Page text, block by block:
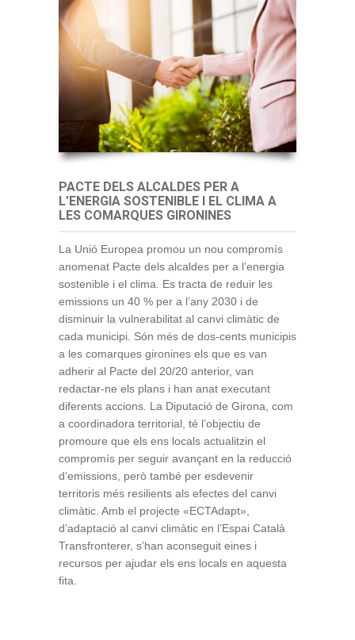
PACTE DELS ALCALDES PER A
L’ENERGIA SOSTENIBLE I EL CLIMA A
LES COMARQUES GIRONINES
La Unió Europea promou un nou compromís
anomenat Pacte dels alcaldes per a l’energia
sostenible i el clima. Es tracta de reduir les
emissions un 40 % per a l’any 2030 i de
disminuir la vulnerabilitat al canvi climàtic de
cada municipi. Són més de dos-cents municipis
a les comarques gironines els que es van
adherir al Pacte del 20/20 anterior, van
redactar-ne els plans i han anat executant
diferents accions. La Diputació de Girona, com
a coordinadora territorial, té l’objectiu de
promoure que els ens locals actualitzin el
compromís per seguir avançant en la reducció
d’emissions, però també per esdevenir
territoris més resilients als efectes del canvi
climàtic. Amb el projecte «ECTAdapt»,
d’adaptació al canvi climàtic en l’Espai Català
Transfronterer, s’han aconseguit eines i
recursos per ajudar els ens locals en aquesta
fita.